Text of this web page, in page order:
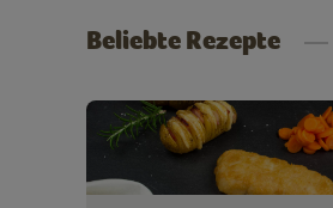
Beliebte Rezepte